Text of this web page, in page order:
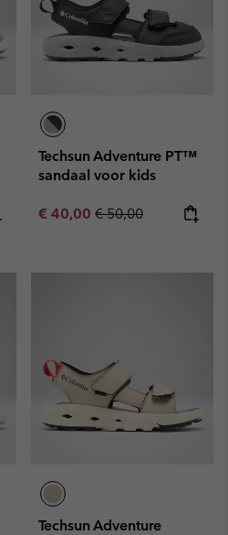
Techsun Adventure PT™
sandaal voor kids
Sale price:
€ 40,00 Regular price:
€ 50,00
Techsun Adventure